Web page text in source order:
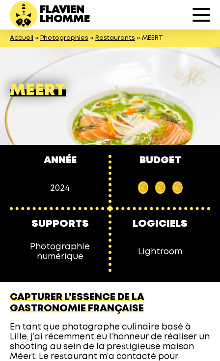
FLAVIEN
LHOMME
Accueil » Photographies » Restaurants » MEERT
MEERT
ANNÉE
2024
BUDGET
SUPPORTS
Photographie
numérique
LOGICIELS
Lightroom
CAPTURER L’ESSENCE DE LA
GASTRONOMIE FRANÇAISE
En tant que photographe culinaire basé à
Lille, j’ai récemment eu l’honneur de réaliser un
shooting au sein de la prestigieuse maison
Méert. Le restaurant m’a contacté pour